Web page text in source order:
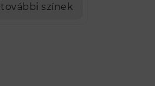
további színek